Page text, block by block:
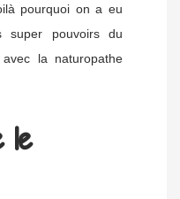
pourquoi on a eu
super pouvoirs du
la naturopathe
le